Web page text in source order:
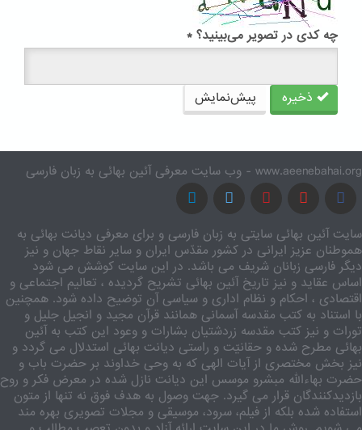
چه کدی در تصویر می‌بینید؟ *
ذخیره پیش‌نمایش
www.aeenebahai.org - وب سایت معرفی آئین بهائی به زبان فارسی
سایت آئین بهائی سایتی به زبان فارسی و برای معرفی دیانت بهائی به
هموطنان عزیز ایرانی در کشور مقدّس ایران و سایر نقاط جهان و نیز
دیگر فارسی زبانان شریف می باشد. در این سایت کوشش می شود
اساس عقاید و نیز تاریخ آئین بهائی تشریح گردیده ، تعالیم اجتماعی و
اقتصادی ، احکام و نظام اداری و سیاسی آن توضیح داده شود. همچنین
با استناد به کتب مقدسه آسمانی همانند قرآن مجید و انجیل جلیل و
تورات و نیز کتب مقدسه زردشتیان بشارات و وعود این کتب به آئین
بهائی مطرح شده و حقانیّت و راستی دیانت بهائی استدلال می گردد و
نیز بخش مختصری از آیات الهی که به وحی خداوند بر حضرت باب و
حضرت بهاءالله مبشرو موسس این دیانت نازل شده در معرض فکر و روح
بازدیدکنندگان قرار می گیرد. جهت وصول به هدف فوق نه تنها از متون
استفاده شده بلکه از فیلم، سرود، موسیقی و مجلات تصویری بهره مند